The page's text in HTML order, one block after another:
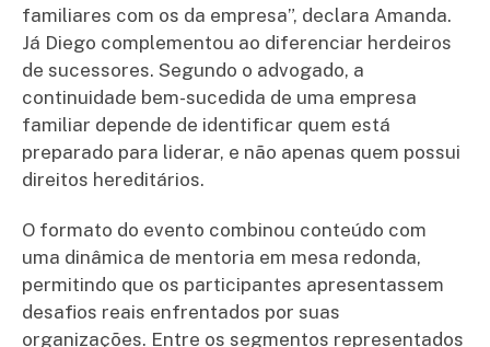
familiares com os da empresa”, declara Amanda.
Já Diego complementou ao diferenciar herdeiros
de sucessores. Segundo o advogado, a
continuidade bem-sucedida de uma empresa
familiar depende de identificar quem está
preparado para liderar, e não apenas quem possui
direitos hereditários.
O formato do evento combinou conteúdo com
uma dinâmica de mentoria em mesa redonda,
permitindo que os participantes apresentassem
desafios reais enfrentados por suas
organizações. Entre os segmentos representados